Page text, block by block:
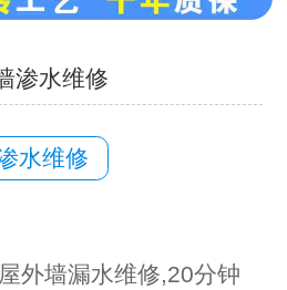
渗水维修
水维修
外墙漏水维修,20分钟